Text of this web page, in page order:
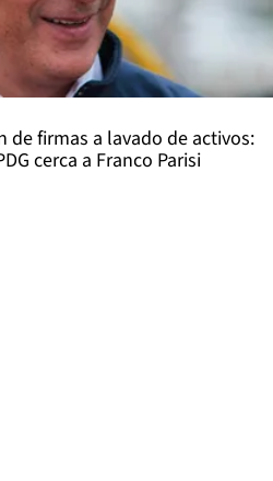
de firmas a lavado de activos:
cerca a Franco Parisi